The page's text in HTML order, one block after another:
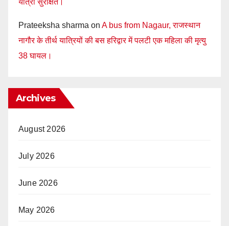
Prateeksha sharma on A bus from Nagaur, राजस्थान
नागौर के तीर्थ यात्रियों की बस हरिद्वार में पलटी एक महिला की मृत्यु
38 घायल।
Archives
August 2026
July 2026
June 2026
May 2026